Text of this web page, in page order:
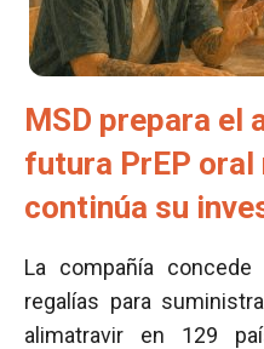
MSD prepara el
futura PrEP
continúa su
La compañía
regalías para
alimatravir en 129